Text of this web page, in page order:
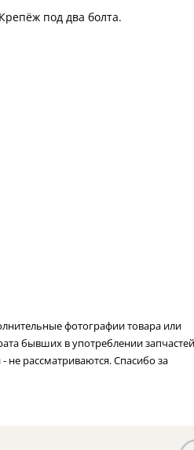
под два болта.
фотографии товара или
бывших в употреблении запчастей
рассматриваются. Спасибо за